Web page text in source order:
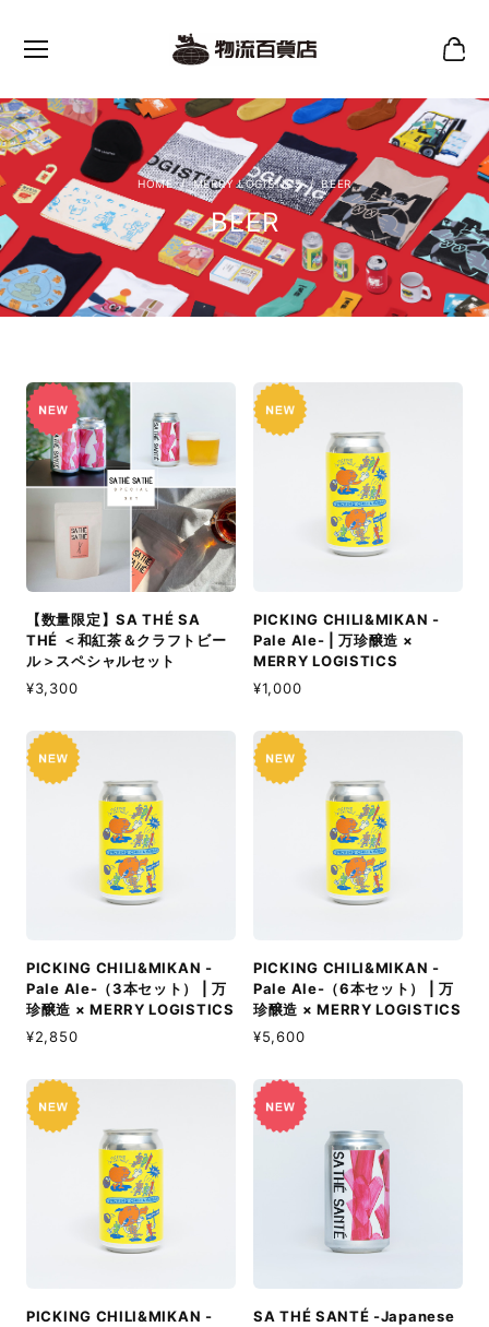
MERRY LOGISTICS BEER
BEER
【数量限定】SA THÉ SA
THÉ ＜和紅茶＆クラフトビー
ル＞スペシャルセット
¥3,300
PICKING CHILI&MIKAN -
Pale Ale- | 万珍醸造 ×
MERRY LOGISTICS
¥1,000
PICKING CHILI&MIKAN -
Pale Ale-（3本セット） | 万
珍醸造 × MERRY LOGISTICS
¥2,850
PICKING CHILI&MIKAN -
Pale Ale-（6本セット） | 万
珍醸造 × MERRY LOGISTICS
¥5,600
PICKING CHILI&MIKAN -
SA THÉ SANTÉ -Japanese